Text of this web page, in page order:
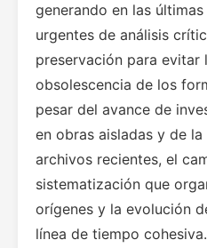
generando en las
urgentes de análisis
preservación para evitar
obsolescencia de los
pesar del avance de
en obras aisladas y de
archivos recientes, el
sistematización que
orígenes y la evolución
línea de tiempo